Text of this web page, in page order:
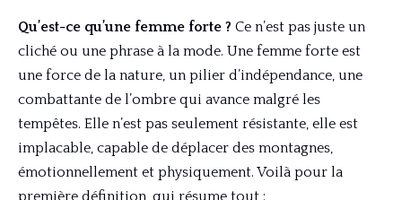
Qu’est-ce qu’une femme forte ? Ce n’est pas juste un
cliché ou une phrase à la mode. Une femme forte est
une force de la nature, un pilier d’indépendance, une
combattante de l’ombre qui avance malgré les
tempêtes. Elle n’est pas seulement résistante, elle est
implacable, capable de déplacer des montagnes,
émotionnellement et physiquement. Voilà pour la
première définition, qui résume tout :